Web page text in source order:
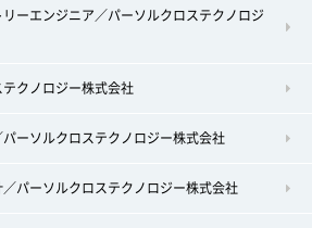
リーエンジニア／パーソルクロステクノロジ
クノロジー株式会社
パーソルクロステクノロジー株式会社
／パーソルクロステクノロジー株式会社